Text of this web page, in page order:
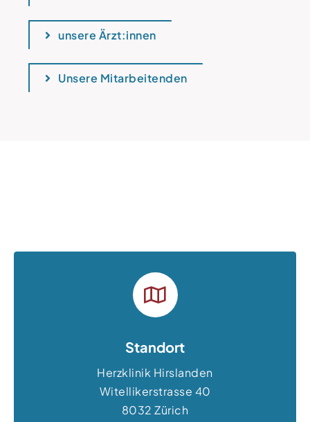
unsere Ärzt:innen
Unsere Mitarbeitenden
Standort
Herzklinik Hirslanden
Witellikerstrasse 40
8032 Zürich